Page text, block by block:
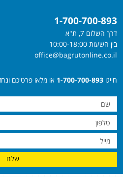
1-700-700-893
דרך השלום 7, ת"א
בין השעות 10:00-18:00
office@bagrutonline.co.il
חייגו 1-700-700-893 או מלאו פרטיכם
שלח